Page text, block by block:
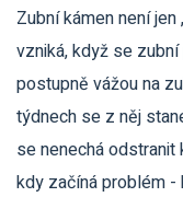
Zubní kámen není
vzniká, když se
postupně vážou na
týdnech se z něj
se nenechá
kdy začíná problém